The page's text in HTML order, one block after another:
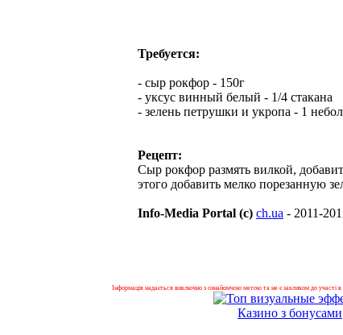
Требуется:
- сыр рокфор - 150г
- уксус винный белый - 1/4 стакана
- зелень петрушки и укропа - 1
Рецепт:
Сыр рокфор размять вилкой,
этого добавить мелко порезанную
Info-Media Portal (c) ch.ua - 2011-
Інформація надається виключно з ознайомчою метою та не є закликом до участі в
Казино з бонусами